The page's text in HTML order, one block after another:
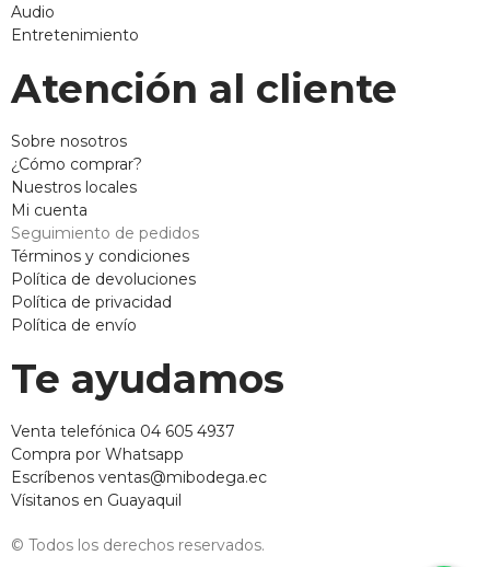
Audio
Entretenimiento
Atención al cliente
Sobre nosotros
¿Cómo comprar?
Nuestros locales
Mi cuenta
Seguimiento de pedidos
Términos y condiciones
Política de devoluciones
Política de privacidad
Política de envío
Te ayudamos
Venta telefónica 04 605 4937
Compra por Whatsapp
Escríbenos ventas@mibodega.ec
Vísitanos en Guayaquil
© Todos los derechos reservados.